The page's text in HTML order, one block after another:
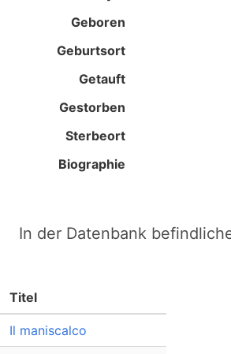
Geboren
Geburtsort
Getauft
Gestorben
Sterbeort
Biographie
In der Datenbank
Titel
Il maniscalco